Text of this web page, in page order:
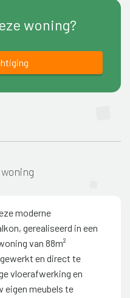
woning?
moderne
gerealiseerd in een
van 88m²
en direct te
vloerafwerking en
eigen meubels te